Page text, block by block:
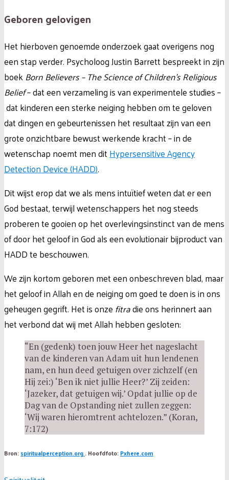
Geboren gelovigen
Het hierboven genoemde onderzoek gaat overigens nog
een stap verder. Psycholoog Justin Barrett bespreekt in zijn
boekBorn Believers – The Science of Children’s Religious
Belief– dat een verzameling is van experimentele studies –
dat kinderen een sterke neiging hebben om te geloven
dat dingen en gebeurtenissen het resultaat zijn van een
grote onzichtbare bewust werkende kracht – in de
wetenschap noemt men ditHypersensitive Agency
Detection Device (HADD).
Dit wijst erop dat we als mens intuïtief weten dat er een
God bestaat, terwijl wetenschappers het nog steeds
proberen te gooien op het overlevingsinstinct van de mens
of door het geloof in God als een evolutionair bijproduct van
HADD te beschouwen.
We zijn kortom geboren met een onbeschreven blad, maar
het geloof in Allah en de neiging om goed te doen is in ons
geheugen gegrift. Het is onzefitradie ons herinnert aan
het verbond dat wij met Allah hebben gesloten:
“En (gedenk) toen jouw Heer het nageslacht
van de kinderen van Adam uit hun lendenen
nam, en hun deed getuigen over zichzelf (en
Hij zei:) ‘Ben ik niet jullie Heer?’ Zij zeiden:
‘Jazeker, dat getuigen wij.’ Opdat jullie op de
Dag van de Opstanding niet zullen zeggen:
‘Wij waren hieromtrent achtelozen.” (Koran,
7:172)
Bron:spiritualperception.org. Hoofdfoto:Pxhere.com